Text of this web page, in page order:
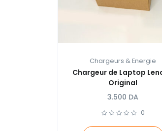
Chargeurs & Energie
Chargeur de Laptop
Original
3.500 DA
0